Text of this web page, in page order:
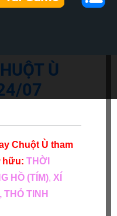
Ù
07
Chuột Ù tham
hữu: THỜI
HỒ (TÍM), XÍ
THỎ TINH